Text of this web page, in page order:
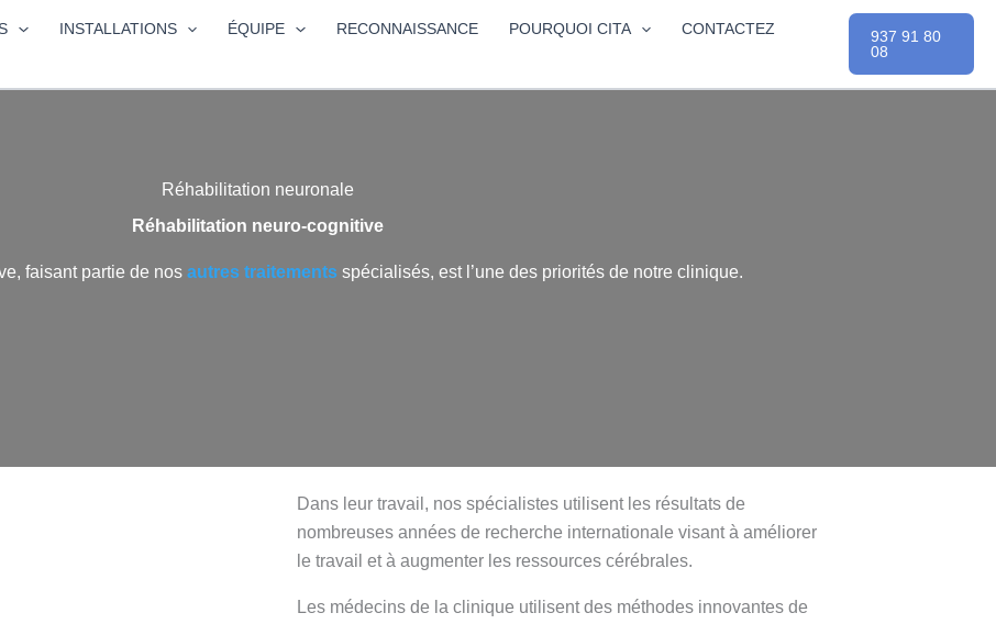
INSTALLATIONS ÉQUIPE RECONNAISSANCE POURQUOI CITA CONTACTEZ
937 91 80
08
Réhabilitation neuronale
Réhabilitation neuro-cognitive
faisant partie de nos autres traitements spécialisés, est l’une des priorités de notre clinique.
Dans leur travail, nos spécialistes utilisent les résultats de
nombreuses années de recherche internationale visant à améliorer
le travail et à augmenter les ressources cérébrales.
Les médecins de la clinique utilisent des méthodes innovantes de